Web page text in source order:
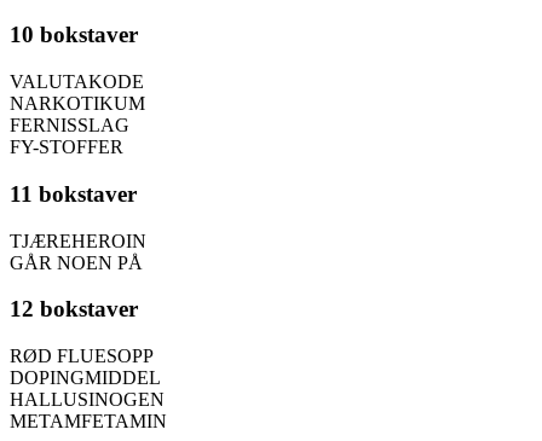
10 bokstaver
VALUTAKODE
NARKOTIKUM
FERNISSLAG
FY-STOFFER
11 bokstaver
TJÆREHEROIN
GÅR NOEN PÅ
12 bokstaver
RØD FLUESOPP
DOPINGMIDDEL
HALLUSINOGEN
METAMFETAMIN